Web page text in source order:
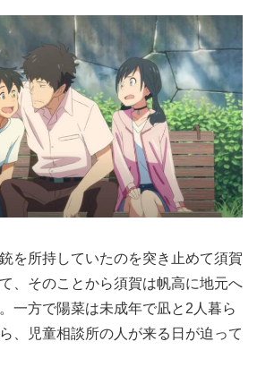
を所持していたのを突き止めて須賀
、そのことから須賀は帆高に地元へ
一方で陽菜は未成年で凪と2人暮ら
、児童相談所の人が来る日が迫って